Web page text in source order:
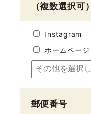
（複数選択可）
Instagram
ホームページ
郵便番号